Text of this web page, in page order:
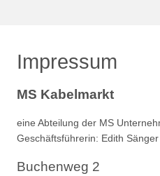
Impressum
MS Kabelmarkt
eine Abteilung der MS
Geschäftsführerin: Edith Sänger
Buchenweg 2